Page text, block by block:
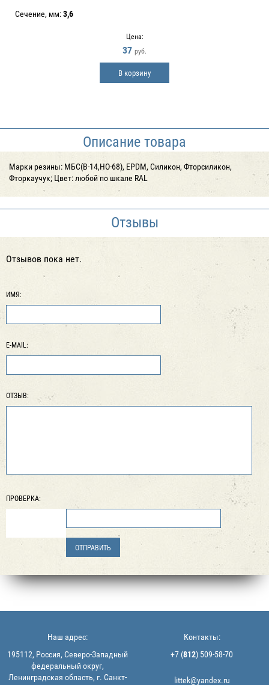
Сечение, мм:3,6
Цена:
37 руб.
В корзину
Описание товара
Марки резины: МБС(В-14,НО-68), EPDM, Силикон, Фторсиликон,
Фторкаучук; Цвет: любой по шкале RAL
Отзывы
Отзывов пока нет.
ИМЯ:
E-MAIL:
ОТЗЫВ:
ПРОВЕРКА:
Наш адрес:
195112, Россия, Северо-Западный
федеральный округ,
Ленинградская область, г. Санкт-
Контакты:
+7 (812) 509-58-70
littek@yandex.ru